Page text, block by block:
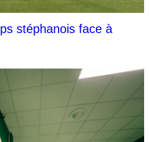
stéphanois face à